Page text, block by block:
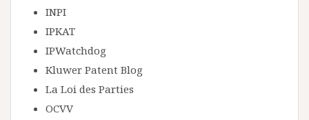
INPI
IPKAT
IPWatchdog
Kluwer Patent Blog
La Loi des Parties
OCVV